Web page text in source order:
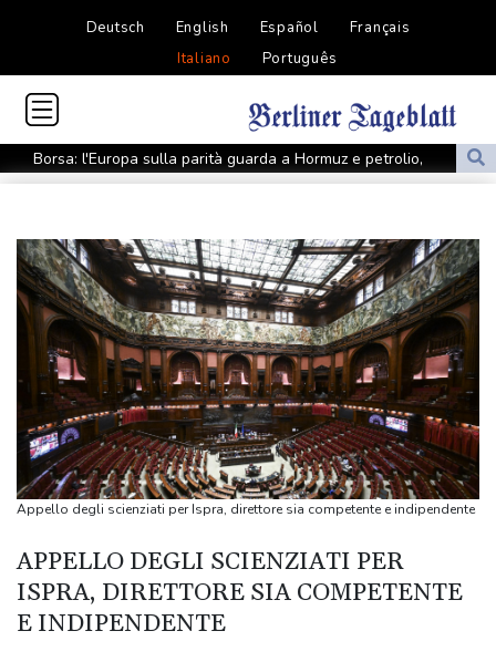
Deutsch English Español
Français
Italiano
Português
Borsa: l'Europa sulla parità guarda a Hormuz e petrolio,
Francoforte +0,4%
militare russo'
Ue, 'oggi nuove sanzioni per 5 persone coinvolte nel complesso
militare russo'
Muore un giovane nel tentativo di entrare a Ceuta col
parapendio
Muore un giovane nel tentativo di entrare a Ceuta col
parapendio
La Federazione Messicana di Calcio conferma il sostegno a
Infantino
punto di morte'
IranWire, 'Khamenei in condizioni critiche, potrebbe essere in
punto di morte'
Appello degli scienziati per Ispra, direttore sia competente e indipendente
APPELLO DEGLI SCIENZIATI PER
ISPRA, DIRETTORE SIA COMPETENTE
E INDIPENDENTE